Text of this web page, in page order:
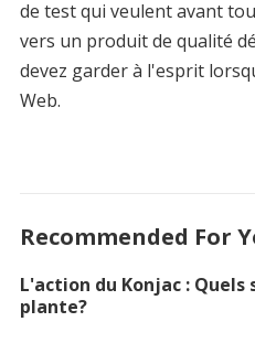
de test qui veulent avant
vers un produit de qualité
devez garder à l'esprit
Web.
Recommended For
L'action du Konjac :
plante?